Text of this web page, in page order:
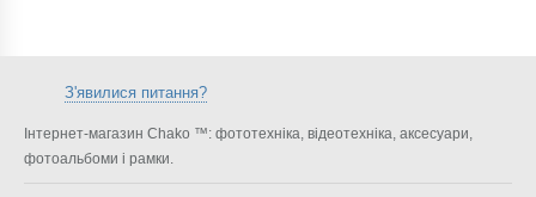
З'явилися питання?
Інтернет-магазин Chako ™: фототехніка, відеотехніка, аксесуари,
фотоальбоми і рамки.